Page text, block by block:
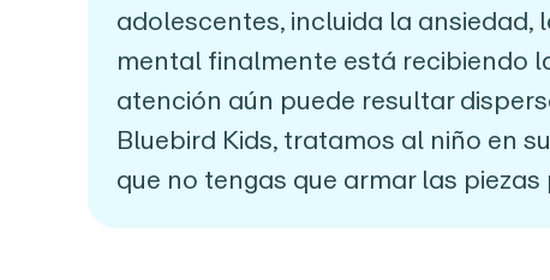
adolescentes, incluida la ansiedad,
mental finalmente está recibiendo
atención aún puede resultar
Bluebird Kids, tratamos al niño en
que no tengas que armar las